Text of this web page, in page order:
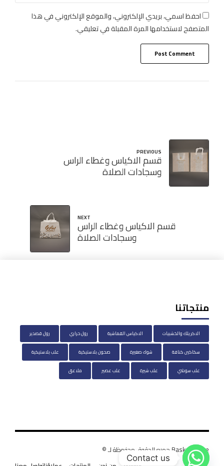
احفظ اسمي، بريدي الإلكتروني، والموقع الإلكتروني في هذا
المتصفح لاستخدامها المرة المقبلة في تعليقي.
Post Comment
PREVIOUS
قسم الاكياس وغطاء الراس
وسجادات الصلاة
NEXT
قسم الاكياس وغطاء الراس
وسجادات الصلاة
منتجاتنا
الاكريلك والخشبيات الاكياس القماشية رول حراري رول قصدير
سكاكين كنافة شوك صغيرة صحون بلاستيكية علب بلاستيكية
علب سوشي علب شيرة علب عصير ملاعق
BasketHouse جميع الحقوق محفوظة لـ ©
Contact us